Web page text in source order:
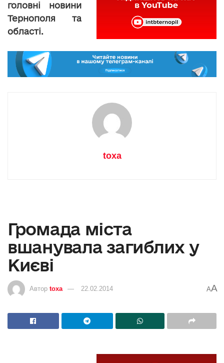
головні новини
Тернополя та
області.
toxa
Громада міста
вшанувала загиблих у
Києві
Автор toxa 22.02.2014 AA